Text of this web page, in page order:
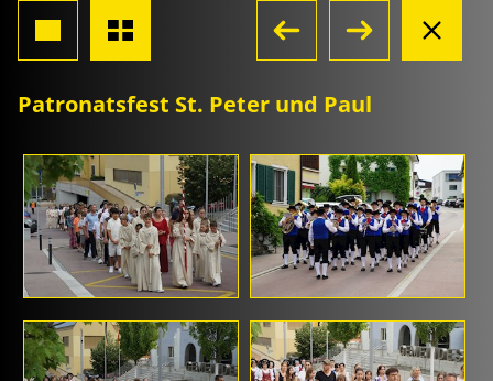
Patronatsfest St. Peter und Paul